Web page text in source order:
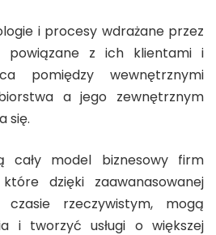
i procesy wdrażane przez
z ich klientami i
pomiędzy wewnętrznymi
a jego zewnętrznym
się.
cały model biznesowy firm
dzięki zaawanasowanej
rzeczywistym, mogą
i tworzyć usługi o większej